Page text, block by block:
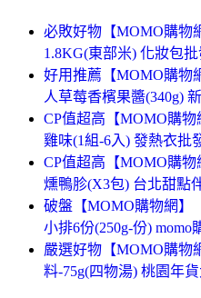
必敗好物【MOMO購物
1.8KG(東部米) 化妝包
好用推薦【MOMO購物
人草莓香檳果醬(340g)
CP值超高【MOMO購
雞味(1組-6入) 發熱衣批
CP值超高【MOMO購
燻鴨胗(X3包) 台北甜點
破盤【MOMO購物網】
小排6份(250g-份) momo
嚴選好物【MOMO購物
料-75g(四物湯) 桃園年